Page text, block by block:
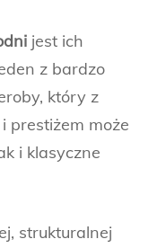
jest ich
z bardzo
który z
prestiżem może
i klasyczne
strukturalnej